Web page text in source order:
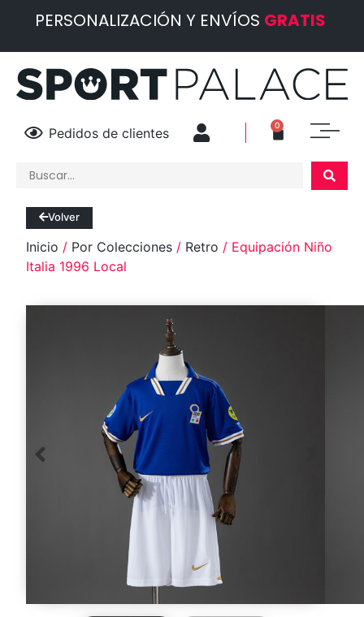
PERSONALIZACIÓN Y ENVÍOS GRATIS
Pedidos de clientes 0
Volver
Inicio / Por Colecciones / Retro / Equipación Niño
Italia 1996 Local